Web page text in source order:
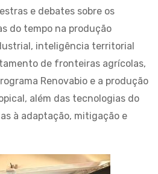
e debates sobre os
do tempo na produção
inteligência territorial
de fronteiras agrícolas,
Renovabio e a produção
além das tecnologias do
à adaptação, mitigação e